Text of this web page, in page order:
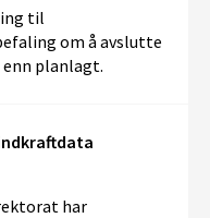
til
om å avslutte
planlagt.
har